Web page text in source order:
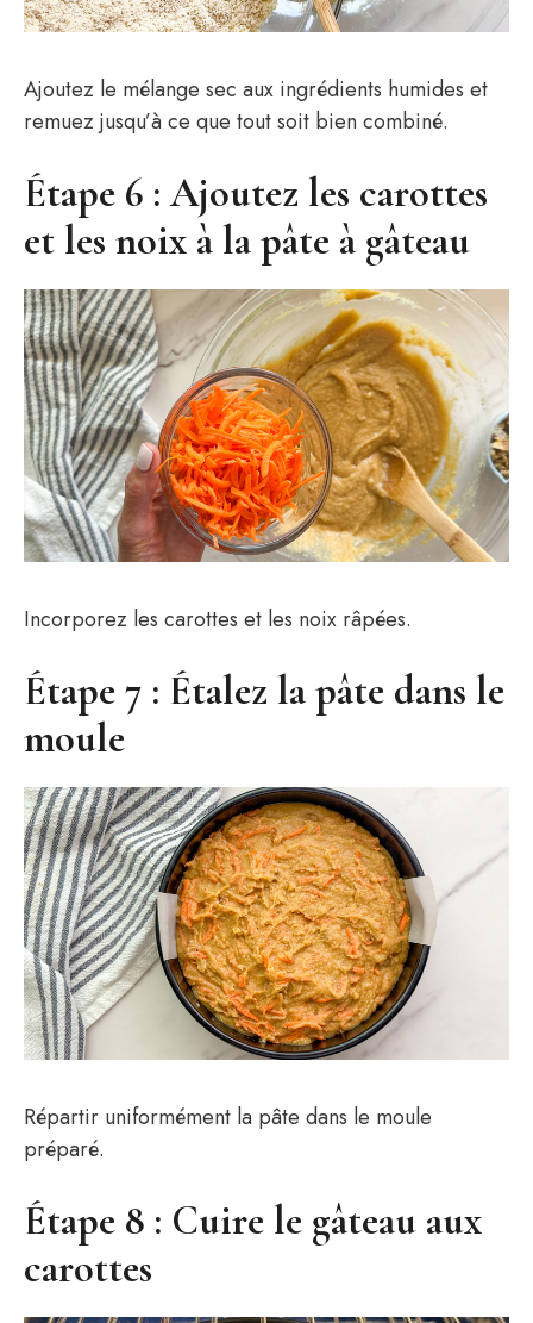
Ajoutez le mélange sec aux ingrédients humides et
remuez jusqu’à ce que tout soit bien combiné.
Étape 6 : Ajoutez les carottes
et les noix à la pâte à gâteau
Incorporez les carottes et les noix râpées.
Étape 7 : Étalez la pâte dans le
moule
Répartir uniformément la pâte dans le moule
préparé.
Étape 8 : Cuire le gâteau aux
carottes